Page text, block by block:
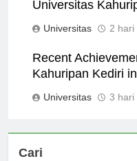
Universitas
Universitas 2 hari
Recent
Kahuripan Kediri
Universitas 3 hari
Cari